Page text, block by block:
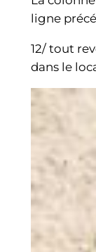
ligne
12/ tout
dans le